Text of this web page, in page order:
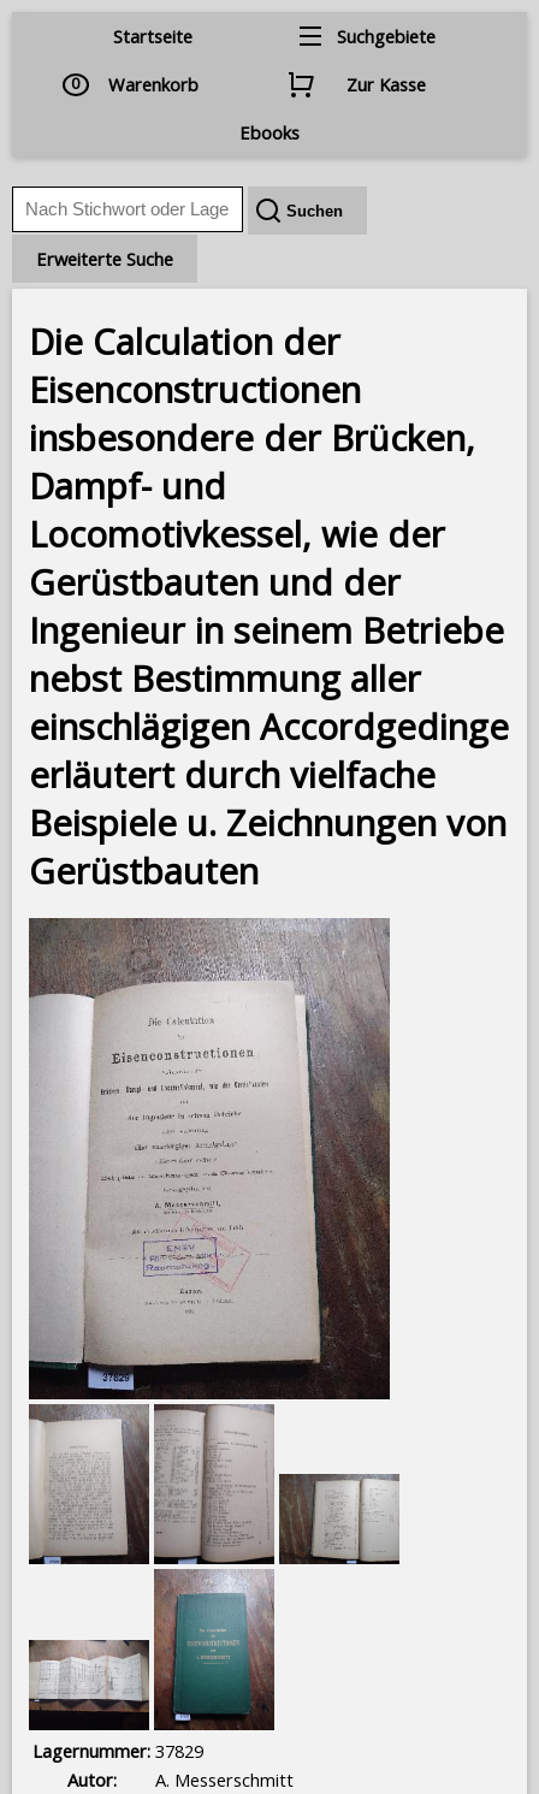
Startseite Suchgebiete
0 Warenkorb
Zur Kasse
Ebooks
Erweiterte Suche
Die Calculation der
Eisenconstructionen
insbesondere der Brücken,
Dampf- und
Locomotivkessel, wie der
Gerüstbauten und der
Ingenieur in seinem Betriebe
nebst Bestimmung aller
einschlägigen Accordgedinge
erläutert durch vielfache
Beispiele u. Zeichnungen von
Gerüstbauten
Lagernummer: 37829
Autor:
A. Messerschmitt